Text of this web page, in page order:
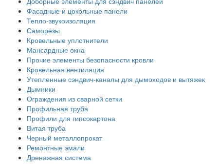
Фасадные и цокольные панели
Тепло-звукоизоляция
Саморезы
Кровельные уплотнители
Мансардные окна
Прочие элементы безопасности кровли
Кровельная вентиляция
Утепленные сэндвич-каналы для дымоходов и вытяжек
Дымники
Ограждения из сварной сетки
Профильная труба
Профили для гипсокартона
Витая труба
Черный металлопрокат
Ремонтные эмали
Дренажная система